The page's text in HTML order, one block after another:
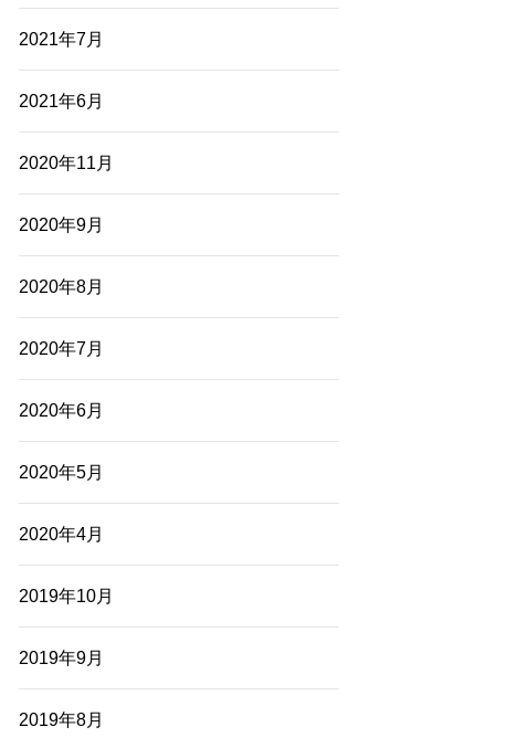
2021年7月
2021年6月
2020年11月
2020年9月
2020年8月
2020年7月
2020年6月
2020年5月
2020年4月
2019年10月
2019年9月
2019年8月